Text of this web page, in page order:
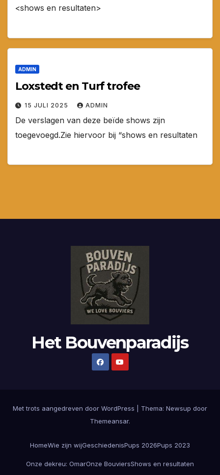
<shows en resultaten>
ADMIN
Loxstedt en Turf trofee
15 JULI 2025 ADMIN
De verslagen van deze beïde shows zijn
toegevoegd.Zie hiervoor bij “shows en resultaten
Het Bouvenparadijs
Met trots aangedreven door WordPress Thema: Newsup door
Themeansar.
HomeWie zijn wijGeschiedenisPups 2026Pups 2023
Onze dekreu: OmarOnze BouviersShows en resultaten